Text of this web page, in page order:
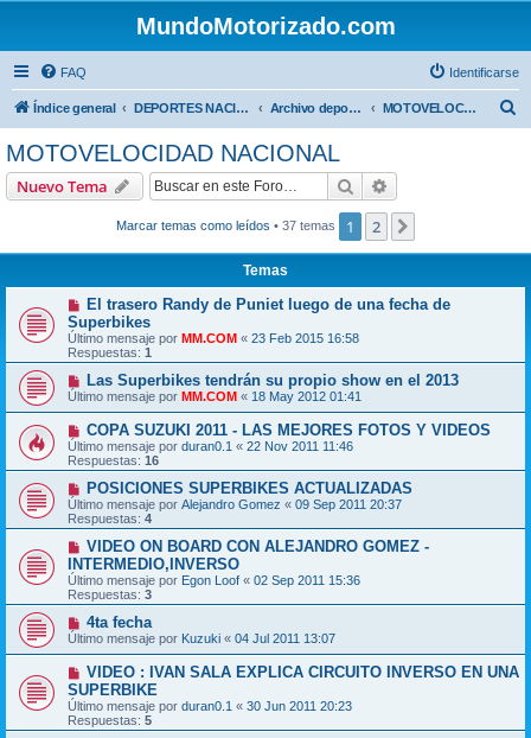
MundoMotorizado.com
FAQ Identificarse
Índice general DEPORTES NACIONALES Archivo deportes nacionales MOTOVELOCIDAD NACIONAL
MOTOVELOCIDAD NACIONAL
Nuevo Tema Buscar
Marcar temas como leídos • 37 temas 1 2
Temas
El trasero Randy de Puniet luego de una fecha de
Superbikes
Último mensaje por MM.COM « 23 Feb 2015 16:58
Respuestas: 1
Las Superbikes tendrán su propio show en el 2013
Último mensaje por MM.COM « 18 May 2012 01:41
COPA SUZUKI 2011 - LAS MEJORES FOTOS Y VIDEOS
Último mensaje por duran0.1 « 22 Nov 2011 11:46
Respuestas: 16
POSICIONES SUPERBIKES ACTUALIZADAS
Último mensaje por Alejandro Gomez « 09 Sep 2011 20:37
Respuestas: 4
VIDEO ON BOARD CON ALEJANDRO GOMEZ -
INTERMEDIO,INVERSO
Último mensaje por Egon Loof « 02 Sep 2011 15:36
Respuestas: 3
4ta fecha
Último mensaje por Kuzuki « 04 Jul 2011 13:07
VIDEO : IVAN SALA EXPLICA CIRCUITO INVERSO EN UNA
SUPERBIKE
Último mensaje por duran0.1 « 30 Jun 2011 20:23
Respuestas: 5